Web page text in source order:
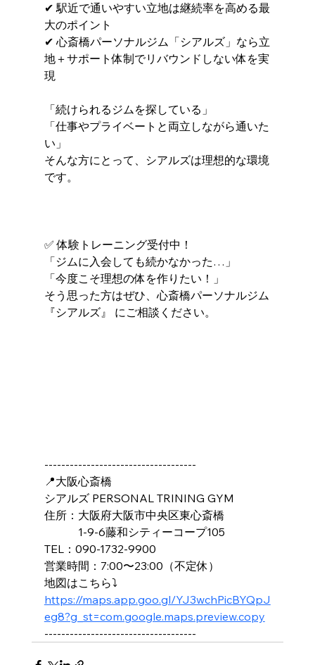
✔ 駅近で通いやすい立地は継続率を高める最
大のポイント
✔ 心斎橋パーソナルジム「シアルズ」なら立
地＋サポート体制でリバウンドしない体を実
現
「続けられるジムを探している」
「仕事やプライベートと両立しながら通いた
い」
そんな方にとって、シアルズは理想的な環境
です。
✅ 体験トレーニング受付中！
「ジムに入会しても続かなかった…」
「今度こそ理想の体を作りたい！」
そう思った方はぜひ、心斎橋パーソナルジム
『シアルズ』 にご相談ください。
------------------------------------
📍大阪心斎橋
シアルズ PERSONAL TRINING GYM
住所：大阪府大阪市中央区東心斎橋
1-9-6藤和シティーコープ105
TEL：090-1732-9900
営業時間：7:00〜23:00（不定休）
地図はこちら⤵️
https://maps.app.goo.gl/YJ3wchPicBYQpJ
eg8?g_st=com.google.maps.preview.copy
------------------------------------